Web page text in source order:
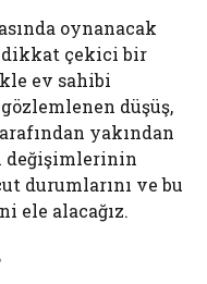
oynanacak
dikkat çekici bir
ev sahibi
düşüş,
yakından
değişimlerinin
durumlarını ve bu
ele alacağız.